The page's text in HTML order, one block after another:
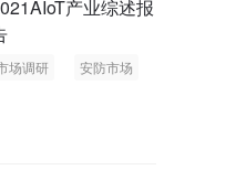
产业综述报
场调研
安防市场